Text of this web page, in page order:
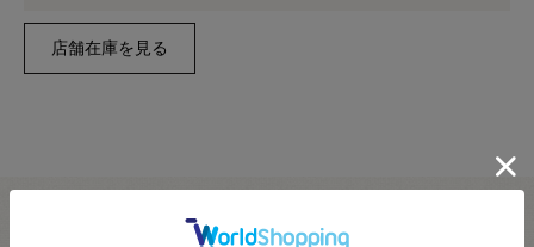
※新宿オカダヤ本店お取り扱い商品のご注文専用ページです※